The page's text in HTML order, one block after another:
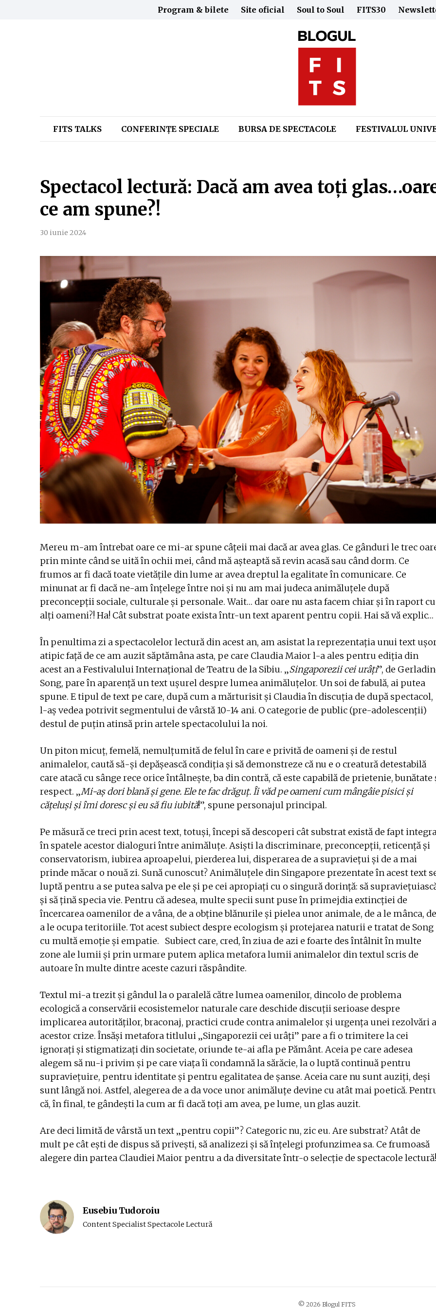
Program & bilete Site oficial Soul to Soul FITS30
FITS TALKS CONFERINŢE SPECIALE BURSA DE SPECTACOLE FESTIVALUL
Spectacol lectură: Dacă am avea toți
ce am spune?!
30 iunie 2024
Mereu m-am întrebat oare ce mi-ar spune câțeii mai dacă ar avea glas. Ce gânduri le trec
prin minte când se uită în ochii mei, când mă așteaptă să revin acasă sau când dorm. Ce
frumos ar fi dacă toate vietățile din lume ar avea dreptul la egalitate în comunicare. Ce
minunat ar fi dacă ne-am înțelege între noi și nu am mai judeca animăluțele după
preconcepții sociale, culturale și personale. Wait… dar oare nu asta facem chiar și în raport cu
alți oameni?! Ha! Cât substrat poate exista într-un text aparent pentru copii. Hai să vă explic…
În penultima zi a spectacolelor lectură din acest an, am asistat la reprezentația unui text
atipic față de ce am auzit săptămâna asta, pe care Claudia Maior l-a ales pentru ediția din
acest an a Festivalului Internațional de Teatru de la Sibiu. „Singaporezii cei urâți”, de
Song, pare în aparență un text ușurel despre lumea animăluțelor. Un soi de fabulă, ai putea
spune. E tipul de text pe care, după cum a mărturisit și Claudia în discuția de după spectacol,
l-aș vedea potrivit segmentului de vârstă 10-14 ani. O categorie de public (pre-adolescenții)
destul de puțin atinsă prin artele spectacolului la noi.
Un piton micuț, femelă, nemulțumită de felul în care e privită de oameni și de restul
animalelor, caută să-și depășească condiția și să demonstreze că nu e o creatură detestabilă
care atacă cu sânge rece orice întâlnește, ba din contră, că este capabilă de prietenie, bunătate
respect. „Mi-aș dori blană și gene. Ele te fac drăguț. Îi văd pe oameni cum mângâie pisici și
cățeluși și îmi doresc și eu să fiu iubită!”, spune personajul principal.
Pe măsură ce treci prin acest text, totuși, începi să descoperi cât substrat există de fapt
în spatele acestor dialoguri între animăluțe. Asiști la discriminare, preconcepții, reticență și
conservatorism, iubirea aproapelui, pierderea lui, disperarea de a supraviețui și de a mai
prinde măcar o nouă zi. Sună cunoscut? Animăluțele din Singapore prezentate în acest text
luptă pentru a se putea salva pe ele și pe cei apropiați cu o singură dorință: să
și să țină specia vie. Pentru că adesea, multe specii sunt puse în primejdia extincției de
încercarea oamenilor de a vâna, de a obține blănurile și pielea unor animale, de a le mânca, de
a le ocupa teritoriile. Tot acest subiect despre ecologism și protejarea naturii e tratat de Song
cu multă emoție și empatie. Subiect care, cred, în ziua de azi e foarte des întâlnit în multe
zone ale lumii și prin urmare putem aplica metafora lumii animalelor din textul scris de
autoare în multe dintre aceste cazuri răspândite.
Textul mi-a trezit și gândul la o paralelă către lumea oamenilor, dincolo de problema
ecologică a conservării ecosistemelor naturale care deschide discuții serioase despre
implicarea autorităților, braconaj, practici crude contra animalelor și urgența unei rezolvări a
acestor crize. Însăși metafora titlului „Singaporezii cei urâți” pare a fi o trimitere la cei
ignorați și stigmatizați din societate, oriunde te-ai afla pe Pământ. Aceia pe care adesea
alegem să nu-i privim și pe care viața îi condamnă la sărăcie, la o luptă continuă pentru
supraviețuire, pentru identitate și pentru egalitatea de șanse. Aceia care nu sunt auziți, deși
sunt lângă noi. Astfel, alegerea de a da voce unor animăluțe devine cu atât mai poetică.
că, în final, te gândești la cum ar fi dacă toți am avea, pe lume, un glas auzit.
Are deci limită de vârstă un text „pentru copii”? Categoric nu, zic eu. Are substrat? Atât de
mult pe cât ești de dispus să privești, să analizezi și să înțelegi profunzimea sa. Ce frumoasă
alegere din partea Claudiei Maior pentru a da diversitate într-o selecție de spectacole lectură!
Eusebiu Tudoroiu
Content Specialist Spectacole Lectură
© 2026 Blogul FITS